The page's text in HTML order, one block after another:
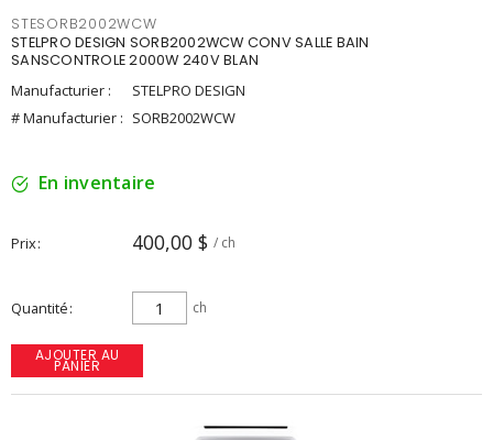
STESORB2002WCW
STELPRO DESIGN SORB2002WCW CONV SALLE BAIN
SANSCONTROLE 2000W 240V BLAN
Manufacturier :
STELPRO DESIGN
# Manufacturier : SORB2002WCW
En inventaire
Prix 400,00 $ / ch
Quantité ch
AJOUTER AU
PANIER